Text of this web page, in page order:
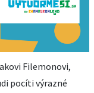
Filemonovi,
pocíti výrazné